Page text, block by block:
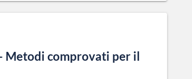
Metodi comprovati per il